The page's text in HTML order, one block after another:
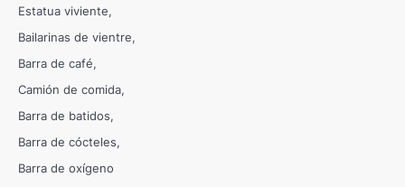
Estatua viviente
Bailarinas de vientre
Barra de café
Camión de comida
Barra de batidos
Barra de cócteles
Barra de oxígeno